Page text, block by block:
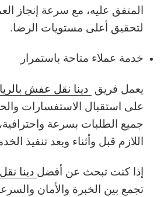
المتفق عليه، مع سرعة إنجاز
لتحقيق أعلى مستويات الرضا.
خدمة عملاء متاحة باستمرار
يعمل فريق دينا نقل عفش
على استقبال الاستفسارات
جميع الطلبات بسرعة
اللازم قبل وأثناء وبعد تنفيذ
إذا كنت تبحث عن أفضل دينا
تجمع بين الخبرة والأمان